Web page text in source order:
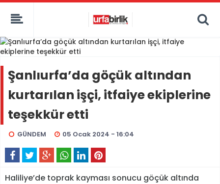
Şanlıurfa’da göçük altından
kurtarılan işçi, itfaiye ekiplerine
teşekkür etti
GÜNDEM 05 Ocak 2024 - 16:04
Haliliye’de toprak kayması sonucu göçük altında